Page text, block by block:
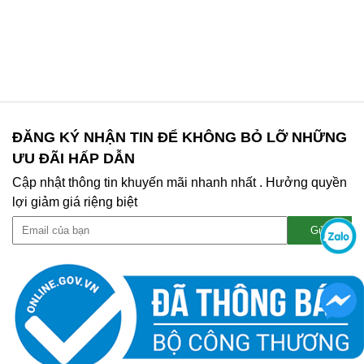
ĐĂNG KÝ NHẬN TIN ĐỂ KHÔNG BỎ LỠ NHỮNG
ƯU ĐÃI HẤP DẪN
Cập nhật thông tin khuyến mãi nhanh nhất . Hưởng quyền
lợi giảm giá riệng biệt